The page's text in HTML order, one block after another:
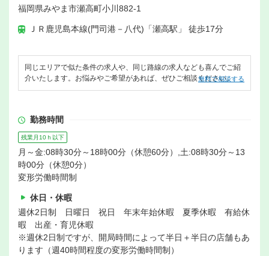
福岡県みやま市瀬高町小川882-1
ＪＲ鹿児島本線(門司港－八代)「瀬高駅」 徒歩17分
同じエリアで似た条件の求人や、同じ路線の求人なども喜んでご紹
介いたします。お悩みやご希望があれば、ぜひご相談ください。
無料で相談する
勤務時間
残業月10ｈ以下
月～金:08時30分～18時00分（休憩60分）,土:08時30分～13
時00分（休憩0分）
変形労働時間制
休日・休暇
週休2日制 日曜日 祝日 年末年始休暇 夏季休暇 有給休
暇 出産・育児休暇
※週休2日制ですが、開局時間によって半日＋半日の店舗もあ
ります（週40時間程度の変形労働時間制）